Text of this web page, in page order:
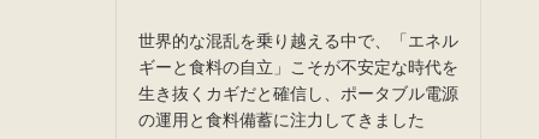
世界的な混乱を乗り越える中で、「エネル
ギーと食料の自立」こそが不安定な時代を
生き抜くカギだと確信し、ポータブル電源
の運用と食料備蓄に注力してきました